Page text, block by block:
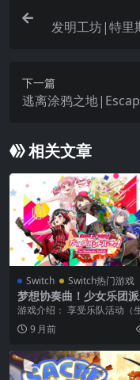
发明工坊|特里
下一篇
逃离涂鸦之地
相关文章
Switch Switch热门游戏
梦想协奏曲！少女乐团
anG Dream! Girls Band
游戏介绍： 享受乐队活动（
的冒险部分，可以享受角色们
常生活和各种各样的...
9 月前